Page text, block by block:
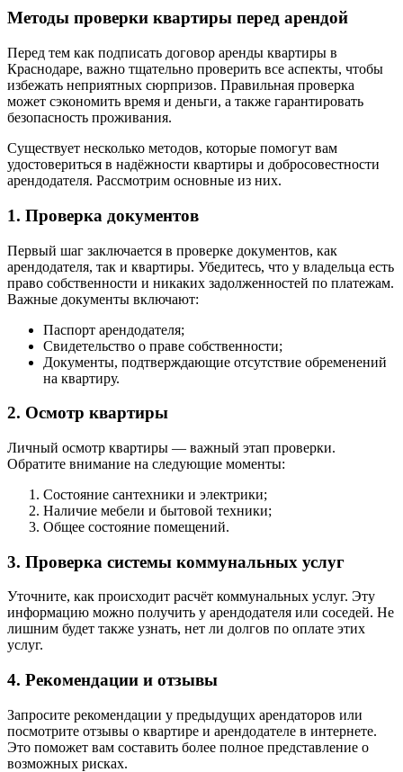
Методы проверки квартиры перед арендой
Перед тем как подписать договор аренды квартиры в
Краснодаре, важно тщательно проверить все аспекты, чтобы
избежать неприятных сюрпризов. Правильная проверка
может сэкономить время и деньги, а также гарантировать
безопасность проживания.
Существует несколько методов, которые помогут вам
удостовериться в надёжности квартиры и добросовестности
арендодателя. Рассмотрим основные из них.
1. Проверка документов
Первый шаг заключается в проверке документов, как
арендодателя, так и квартиры. Убедитесь, что у владельца есть
право собственности и никаких задолженностей по платежам.
Важные документы включают:
Паспорт арендодателя;
Свидетельство о праве собственности;
Документы, подтверждающие отсутствие обременений
на квартиру.
2. Осмотр квартиры
Личный осмотр квартиры — важный этап проверки.
Обратите внимание на следующие моменты:
Состояние сантехники и электрики;
Наличие мебели и бытовой техники;
Общее состояние помещений.
3. Проверка системы коммунальных услуг
Уточните, как происходит расчёт коммунальных услуг. Эту
информацию можно получить у арендодателя или соседей. Не
лишним будет также узнать, нет ли долгов по оплате этих
услуг.
4. Рекомендации и отзывы
Запросите рекомендации у предыдущих арендаторов или
посмотрите отзывы о квартире и арендодателе в интернете.
Это поможет вам составить более полное представление о
возможных рисках.